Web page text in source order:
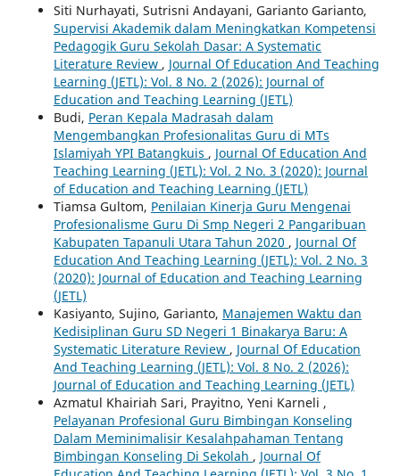
Siti Nurhayati, Sutrisni Andayani, Garianto Garianto,
Supervisi Akademik dalam Meningkatkan Kompetensi
Pedagogik Guru Sekolah Dasar: A Systematic
Literature Review , Journal Of Education And Teaching
Learning (JETL): Vol. 8 No. 2 (2026): Journal of
Education and Teaching Learning (JETL)
Budi, Peran Kepala Madrasah dalam
Mengembangkan Profesionalitas Guru di MTs
Islamiyah YPI Batangkuis , Journal Of Education And
Teaching Learning (JETL): Vol. 2 No. 3 (2020): Journal
of Education and Teaching Learning (JETL)
Tiamsa Gultom, Penilaian Kinerja Guru Mengenai
Profesionalisme Guru Di Smp Negeri 2 Pangaribuan
Kabupaten Tapanuli Utara Tahun 2020 , Journal Of
Education And Teaching Learning (JETL): Vol. 2 No. 3
(2020): Journal of Education and Teaching Learning
(JETL)
Kasiyanto, Sujino, Garianto, Manajemen Waktu dan
Kedisiplinan Guru SD Negeri 1 Binakarya Baru: A
Systematic Literature Review , Journal Of Education
And Teaching Learning (JETL): Vol. 8 No. 2 (2026):
Journal of Education and Teaching Learning (JETL)
Azmatul Khairiah Sari, Prayitno, Yeni Karneli ,
Pelayanan Profesional Guru Bimbingan Konseling
Dalam Meminimalisir Kesalahpahaman Tentang
Bimbingan Konseling Di Sekolah , Journal Of